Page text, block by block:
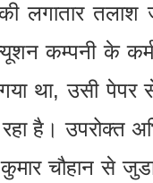
लगातार तलाश
कम्पनी के
था, उसी पेपर
रहा है। उपरोक्त
चौहान से